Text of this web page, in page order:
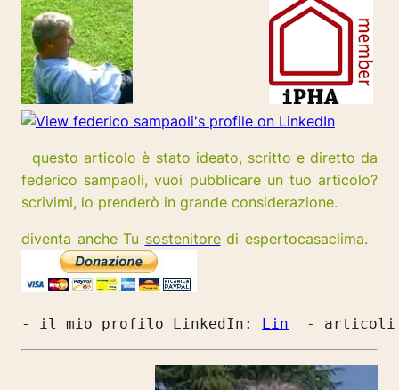
questo articolo è stato ideato, scritto e diretto da
federico sampaoli, vuoi pubblicare un tuo articolo?
scrivimi, lo prenderò in grande considerazione.
diventa anche Tu sostenitoredi espertocasaclima.
- il mio profilo LinkedIn: Lin - articoli